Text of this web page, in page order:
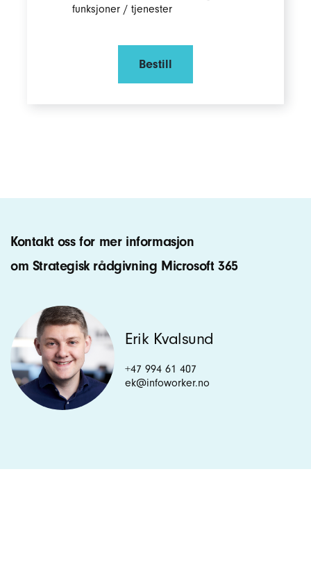
funksjoner / tjenester
Bestill
Kontakt oss for mer informasjon
om Strategisk rådgivning Microsoft 365
Erik Kvalsund
+47 994 61 407
ek@infoworker.no